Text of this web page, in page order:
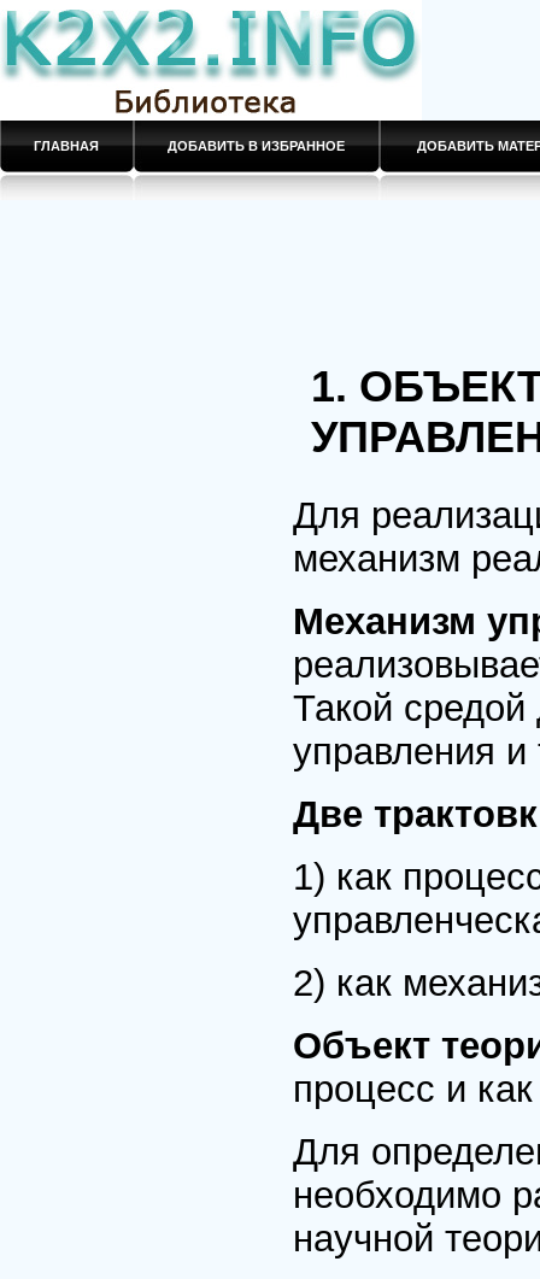
ГЛАВНАЯ ДОБАВИТЬ В ИЗБРАННОЕ ДОБАВИТЬ
1.
Для
механизм
Механизм
Такой средой
управления и
Две
1) как
2) как
Объект
процесс и
Для
необходимо
научной